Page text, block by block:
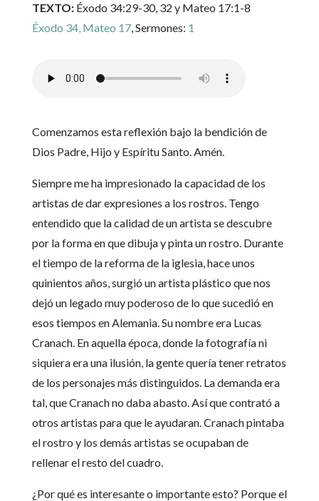
TEXTO: Éxodo 34:29-30, 32 y Mateo 17:1-8
Éxodo 34, Mateo 17, Sermones: 1
Comenzamos esta reflexión bajo la bendición de
Dios Padre, Hijo y Espíritu Santo. Amén.
Siempre me ha impresionado la capacidad de los
artistas de dar expresiones a los rostros. Tengo
entendido que la calidad de un artista se descubre
por la forma en que dibuja y pinta un rostro. Durante
el tiempo de la reforma de la iglesia, hace unos
quinientos años, surgió un artista plástico que nos
dejó un legado muy poderoso de lo que sucedió en
esos tiempos en Alemania. Su nombre era Lucas
Cranach. En aquella época, donde la fotografía ni
siquiera era una ilusión, la gente quería tener retratos
de los personajes más distinguidos. La demanda era
tal, que Cranach no daba abasto. Así que contrató a
otros artistas para que le ayudaran. Cranach pintaba
el rostro y los demás artistas se ocupaban de
rellenar el resto del cuadro.
¿Por qué es interesante o importante esto? Porque el